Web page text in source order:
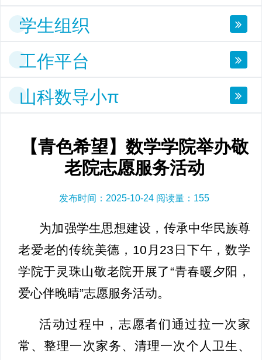
学生组织
工作平台
山科数导小π
【青色希望】数学学院举办敬
老院志愿服务活动
发布时间：2025-10-24 阅读量： 155
为加强学生思想建设，传承中华民族尊
老爱老的传统美德，10月23日下午，数学
学院于灵珠山敬老院开展了“青春暖夕阳，
爱心伴晚晴”志愿服务活动。
活动过程中，志愿者们通过拉一次家
常、整理一次家务、清理一次个人卫生、